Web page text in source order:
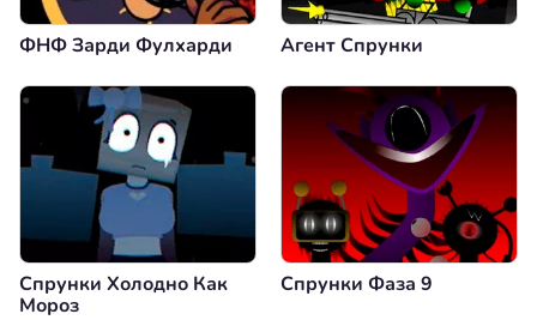
ФНФ Зарди Фулхарди Агент Спрунки
Спрунки Холодно Как
Мороз
Спрунки Фаза 9